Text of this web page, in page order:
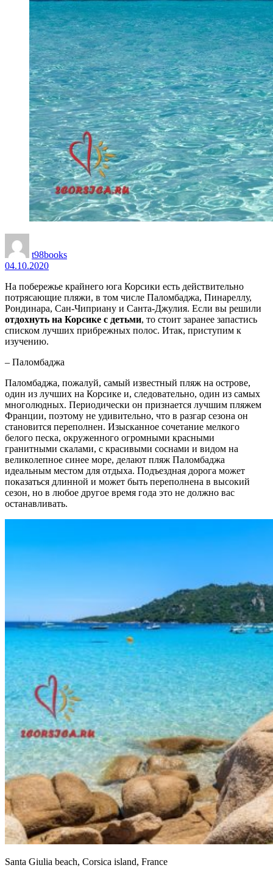
t98books
04.10.2020
На побережье крайнего юга Корсики есть действительно
потрясающие пляжи, в том числе Паломбаджа, Пинареллу,
Рондинара, Сан-Чиприану и Санта-Джулия. Если вы решили
отдохнуть на Корсике с детьми, то стоит заранее запастись
списком лучших прибрежных полос. Итак, приступим к
изучению.
– Паломбаджа
Паломбаджа, пожалуй, самый известный пляж на острове,
один из лучших на Корсике и, следовательно, один из самых
многолюдных. Периодически он признается лучшим пляжем
Франции, поэтому не удивительно, что в разгар сезона он
становится переполнен. Изысканное сочетание мелкого
белого песка, окруженного огромными красными
гранитными скалами, с красивыми соснами и видом на
великолепное синее море, делают пляж Паломбаджа
идеальным местом для отдыха. Подъездная дорога может
показаться длинной и может быть переполнена в высокий
сезон, но в любое другое время года это не должно вас
останавливать.
Santa Giulia beach, Corsica island, France